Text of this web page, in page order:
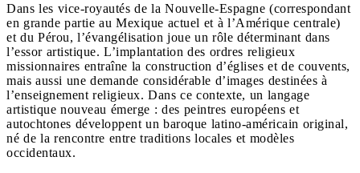
Dans les vice-royautés de la Nouvelle-Espagne (correspondant
en grande partie au Mexique actuel et à l’Amérique centrale)
et du Pérou, l’évangélisation joue un rôle déterminant dans
l’essor artistique. L’implantation des ordres religieux
missionnaires entraîne la construction d’églises et de couvents,
mais aussi une demande considérable d’images destinées à
l’enseignement religieux. Dans ce contexte, un langage
artistique nouveau émerge : des peintres européens et
autochtones développent un baroque latino-américain original,
né de la rencontre entre traditions locales et modèles
occidentaux.